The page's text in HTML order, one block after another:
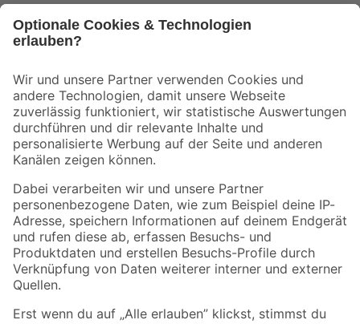
Der toom Newsletter: Keine Angebote und Aktionen mehr verpassen!
Zur Newsletter Anmeldung
Folge uns
Zahlungsarten Versandarten
Sicher einkaufen